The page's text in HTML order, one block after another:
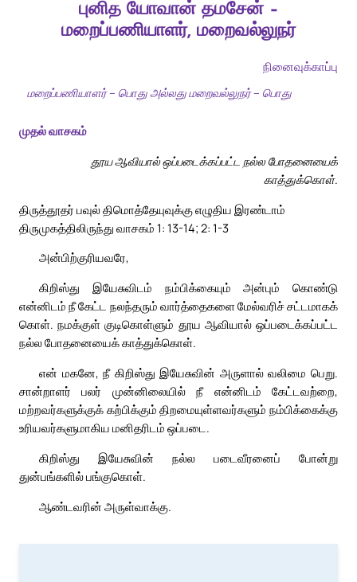
புனித யோவான் தமசேன் –
மறைப்பணியாளர், மறைவல்லுநர்
நினைவுக்காப்பு
மறைப்பணியாளர் – பொது அல்லது மறைவல்லுநர் – பொது
முதல் வாசகம்
தூய ஆவியால் ஒப்படைக்கப்பட்ட நல்ல போதனையைக்
காத்துக்கொள்.
திருத்தூதர் பவுல் திமொத்தேயுவுக்கு எழுதிய இரண்டாம்
திருமுகத்திலிருந்து வாசகம் 1: 13-14; 2: 1-3
அன்பிற்குரியவரே,
கிறிஸ்து இயேசுவிடம் நம்பிக்கையும் அன்பும் கொண்டு
என்னிடம் நீ கேட்ட நலந்தரும் வார்த்தைகளை மேல்வரிச் சட்டமாகக்
கொள். நமக்குள் குடிகொள்ளும் தூய ஆவியால் ஒப்படைக்கப்பட்ட
நல்ல போதனையைக் காத்துக்கொள்.
என் மகனே, நீ கிறிஸ்து இயேசுவின் அருளால் வலிமை பெறு.
சான்றாளர் பலர் முன்னிலையில் நீ என்னிடம் கேட்டவற்றை,
மற்றவர்களுக்குக் கற்பிக்கும் திறமையுள்ளவர்களும் நம்பிக்கைக்கு
உரியவர்களுமாகிய மனிதரிடம் ஒப்படை.
கிறிஸ்து இயேசுவின் நல்ல படைவீரனைப் போன்று
துன்பங்களில் பங்குகொள்.
ஆண்டவரின் அருள்வாக்கு.